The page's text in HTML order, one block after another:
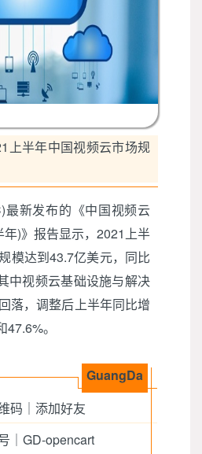
上半年中国视频云市场规
最新发布的《中国视频云
)》报告显示，2021上半
模达到43.7亿美元，同比
中视频云基础设施与解决
落，调整后上半年同比增
。
GuangDa
码｜添加好友
｜GD-opencart